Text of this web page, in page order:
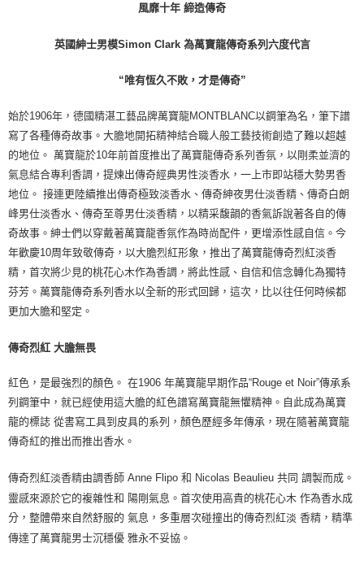
風靡十年 締造傳奇
英國紳士男模Simon Clark 為萬寶龍傳奇系列六度代言
“唯有恆久不敗，才是傳奇”
始於1906年，德國精湛工藝品牌萬寶龍MONTBLANC以鋼筆為名，筆下譜
寫了各種傳奇故事。大膽地開拓精神結合職人般工藝技術創造了難以超越
的地位。 萬寶龍於10年前首度推出了萬寶龍傳奇系列香氛，以剛柔並濟的
氣息結合專利香調，提煉出傳奇經典男性淡香水，一上市即站穩大勢男香
地位。 接連更陸續推出傳奇極致淡香水、傳奇紳夜男仕淡香精、傳奇白朗
峰男仕淡香水、傳奇至尊男仕淡香精，以精采馥韻的香氣訴說著各自的傳
奇故事。紳士們以穿戴著萬寶龍香氛作為時尚配件，更增添性感自信。今
年歡慶10周年致敬傳奇，以大膽烈紅形象，推出了萬寶龍傳奇烈紅淡香
精，首次將少見的桃花心木作為香調，將此性感、自信和信念轉化為獨特
芬芳。萬寶龍傳奇系列香水以全新的形式回歸，這次，比以往任何時候都
更加大膽和堅定。
傳奇烈紅 大膽無畏
紅色，是最強烈的顏色。 在1906 年萬寶龍早期作品“Rouge et Noir”傳承系
列鋼筆中，就已經使用這大膽的紅色譜寫萬寶龍無懼精神。自此成為萬寶
龍的標誌 從書寫工具到皮具的系列，顏色歷經多年傳承，現在隨著萬寶龍
傳奇紅的推出而推出香水。
傳奇烈紅淡香精由調香師 Anne Flipo 和 Nicolas Beaulieu 共同 調製而成。
靈感來源於它的複雜性和 陽剛氣息。首次使用高貴的桃花心木 作為香水成
分，整體帶來自然舒服的 氣息，多重層次碰撞出的傳奇烈紅淡 香精，精準
傳達了萬寶龍男士沉穩優 雅永不妥協。